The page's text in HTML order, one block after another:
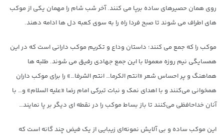
روی همان حصیرهای ساده برپا می کنند. آخر شب شام را مهمان یکی از موکب
های اطراف می شوند تا صبح فردا راه را به سوی کعبه دل ها ادامه دهند.
موکب را که جمع می کنند؛ داستان وداع و تکریم موکب دارانی است که در این
همسایگی نیم روزه معمولا با این جمع جهادی رفیق می شوند. طلبه ها
هماهنگ و پر احساس شعر «انتم الکرما… انتم الشرفا…» را برای موکب داران
همخوانی می‌کنند و با اهدای نمک و نبات تبرکی امام رضا «علیه السلام» و… با
آنان خداحافظی می‌کنند تا باز بساط موکب را در نقطه ای دیگر بر پا نمایند…
این موکب ساده و بی آلایش نمونه‌ای زیبایی از یک فیض چند گانه است که